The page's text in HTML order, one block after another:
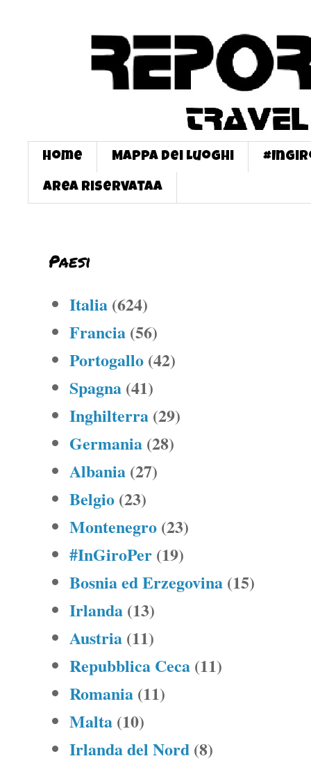
Home Mappa dei Luoghi
Area Riservataa
Paesi
Italia (624)
Francia (56)
Portogallo (42)
Spagna (41)
Inghilterra (29)
Germania (28)
Albania (27)
Belgio (23)
Montenegro (23)
#InGiroPer (19)
Bosnia ed Erzegovina (15)
Irlanda (13)
Austria (11)
Repubblica Ceca (11)
Romania (11)
Malta (10)
Irlanda del Nord (8)